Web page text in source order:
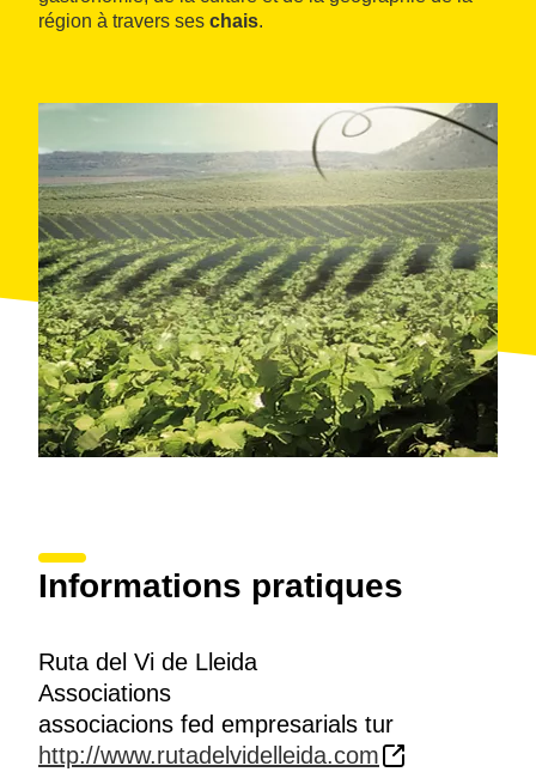
région à travers ses chais.
Informations pratiques
Ruta del Vi de Lleida
Associations
associacions fed empresarials tur
http://www.rutadelvidelleida.com